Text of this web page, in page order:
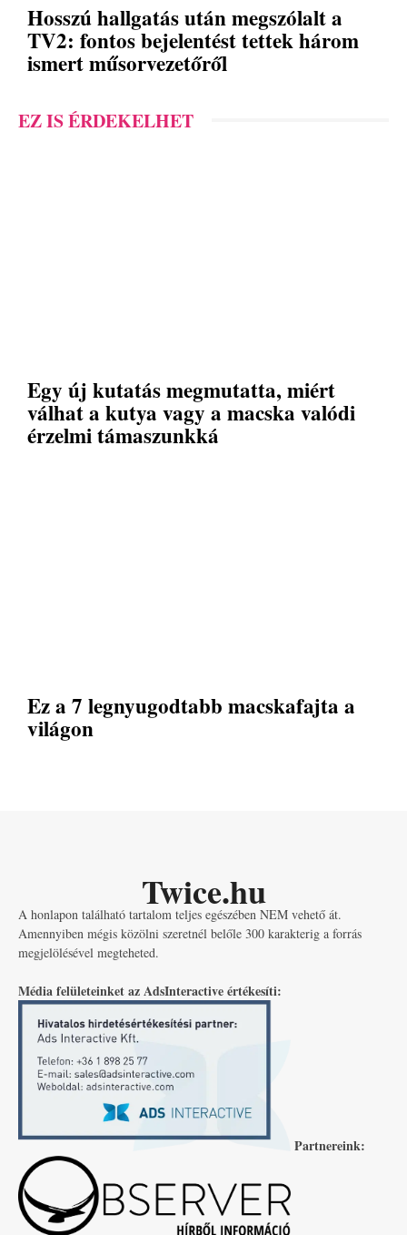
Hosszú hallgatás után megszólalt a
TV2: fontos bejelentést tettek három
ismert műsorvezetőről
EZ IS ÉRDEKELHET
Egy új kutatás megmutatta, miért
válhat a kutya vagy a macska valódi
érzelmi támaszunkká
Ez a 7 legnyugodtabb macskafajta a
világon
Twice.hu
A honlapon található tartalom teljes egészében NEM vehető át.
Amennyiben mégis közölni szeretnél belőle 300 karakterig a forrás
megjelölésével megteheted.
Média felületeinket az AdsInteractive értékesíti:
Partnereink: